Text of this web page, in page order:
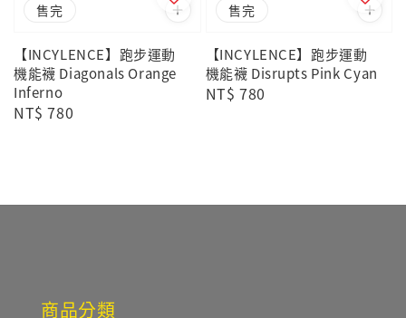
售完
【INCYLENCE】跑步運動
機能襪 Diagonals Orange
Inferno
Regular
NT$ 780
售完
【INCYLENCE】跑步運動
機能襪 Disrupts Pink Cyan
Regular
NT$ 780
商品分類